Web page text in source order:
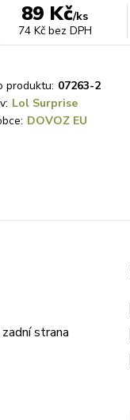
89 Kč/ks
74 Kč bez DPH
produktu: 07263-2
Lol Surprise
DOVOZ EU
strana